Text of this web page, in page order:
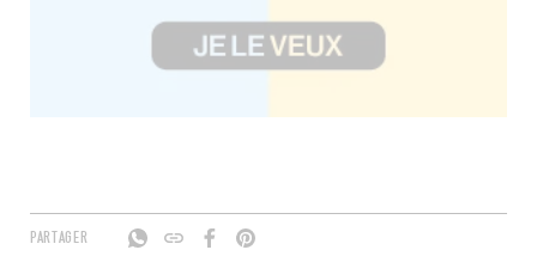
PARTAGER